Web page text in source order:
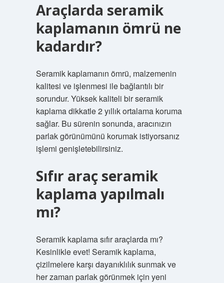
Araçlarda seramik
kaplamanın ömrü ne
kadardır?
Seramik kaplamanın ömrü, malzemenin
kalitesi ve işlenmesi ile bağlantılı bir
sorundur. Yüksek kaliteli bir seramik
kaplama dikkatle 2 yıllık ortalama koruma
sağlar. Bu sürenin sonunda, aracınızın
parlak görünümünü korumak istiyorsanız
işlemi genişletebilirsiniz.
Sıfır araç seramik
kaplama yapılmalı
mı?
Seramik kaplama sıfır araçlarda mı?
Kesinlikle evet! Seramik kaplama,
çizilmelere karşı dayanıklılık sunmak ve
her zaman parlak görünmek için yeni